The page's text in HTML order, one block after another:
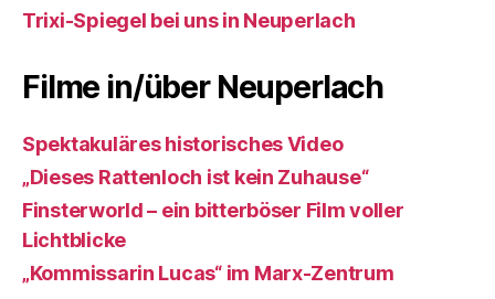
Trixi-Spiegel bei uns in Neuperlach
Filme in/über Neuperlach
Spektakuläres historisches Video
„Dieses Rattenloch ist kein Zuhause“
Finsterworld – ein bitterböser Film voller
Lichtblicke
„Kommissarin Lucas“ im Marx-Zentrum